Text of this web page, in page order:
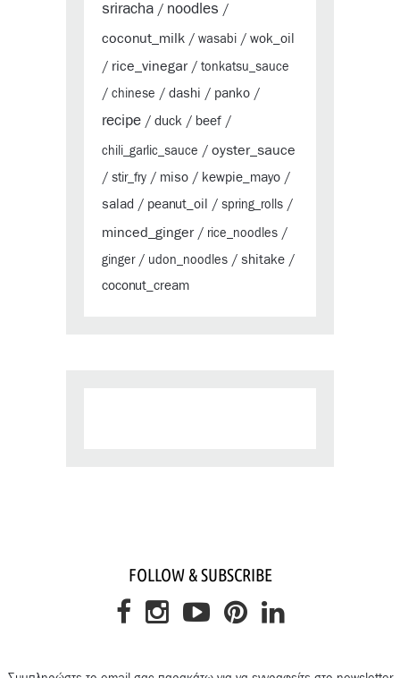
sriracha / noodles /
coconut_milk / wasabi / wok_oil
/ rice_vinegar/ tonkatsu_sauce
/ chinese / dashi / panko /
recipe / duck / beef /
chili_garlic_sauce / oyster_sauce
/ stir_fry / miso / kewpie_mayo /
salad / peanut_oil / spring_rolls /
minced_ginger/ rice_noodles /
ginger/ udon_noodles / shitake /
coconut_cream
FOLLOW & SUBSCRIBE